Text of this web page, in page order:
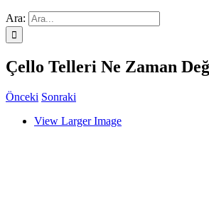
Ara:
Çello Telleri Ne Zaman
Önceki Sonraki
View Larger Image